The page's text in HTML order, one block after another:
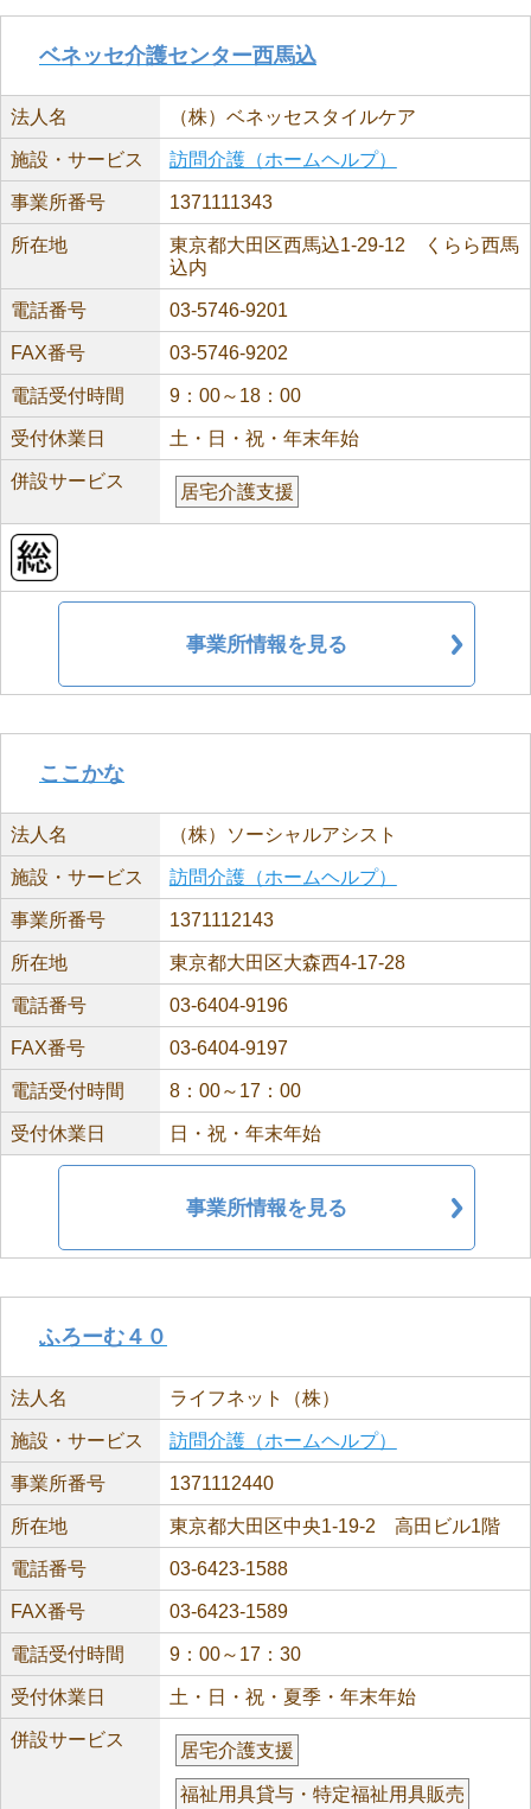
ベネッセ介護センター西馬込
法人名 （株）ベネッセスタイルケア
施設・サービス 訪問介護（ホームヘルプ）
事業所番号 1371111343
所在地
東京都大田区西馬込1-29-12 くらら西馬
込内
電話番号 03-5746-9201
FAX番号 03-5746-9202
電話受付時間 9：00～18：00
受付休業日 土・日・祝・年末年始
併設サービス
居宅介護支援
事業所情報を見る
ここかな
法人名 （株）ソーシャルアシスト
施設・サービス 訪問介護（ホームヘルプ）
事業所番号 1371112143
所在地 東京都大田区大森西4-17-28
電話番号 03-6404-9196
FAX番号 03-6404-9197
電話受付時間 8：00～17：00
受付休業日 日・祝・年末年始
事業所情報を見る
ふろーむ４０
法人名 ライフネット（株）
施設・サービス 訪問介護（ホームヘルプ）
事業所番号 1371112440
所在地 東京都大田区中央1-19-2 高田ビル1階
電話番号 03-6423-1588
FAX番号 03-6423-1589
電話受付時間 9：00～17：30
受付休業日 土・日・祝・夏季・年末年始
併設サービス
居宅介護支援
福祉用具貸与・特定福祉用具販売